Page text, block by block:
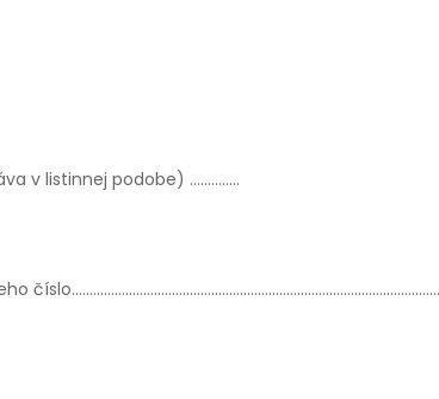
v listinnej podobe) …………..